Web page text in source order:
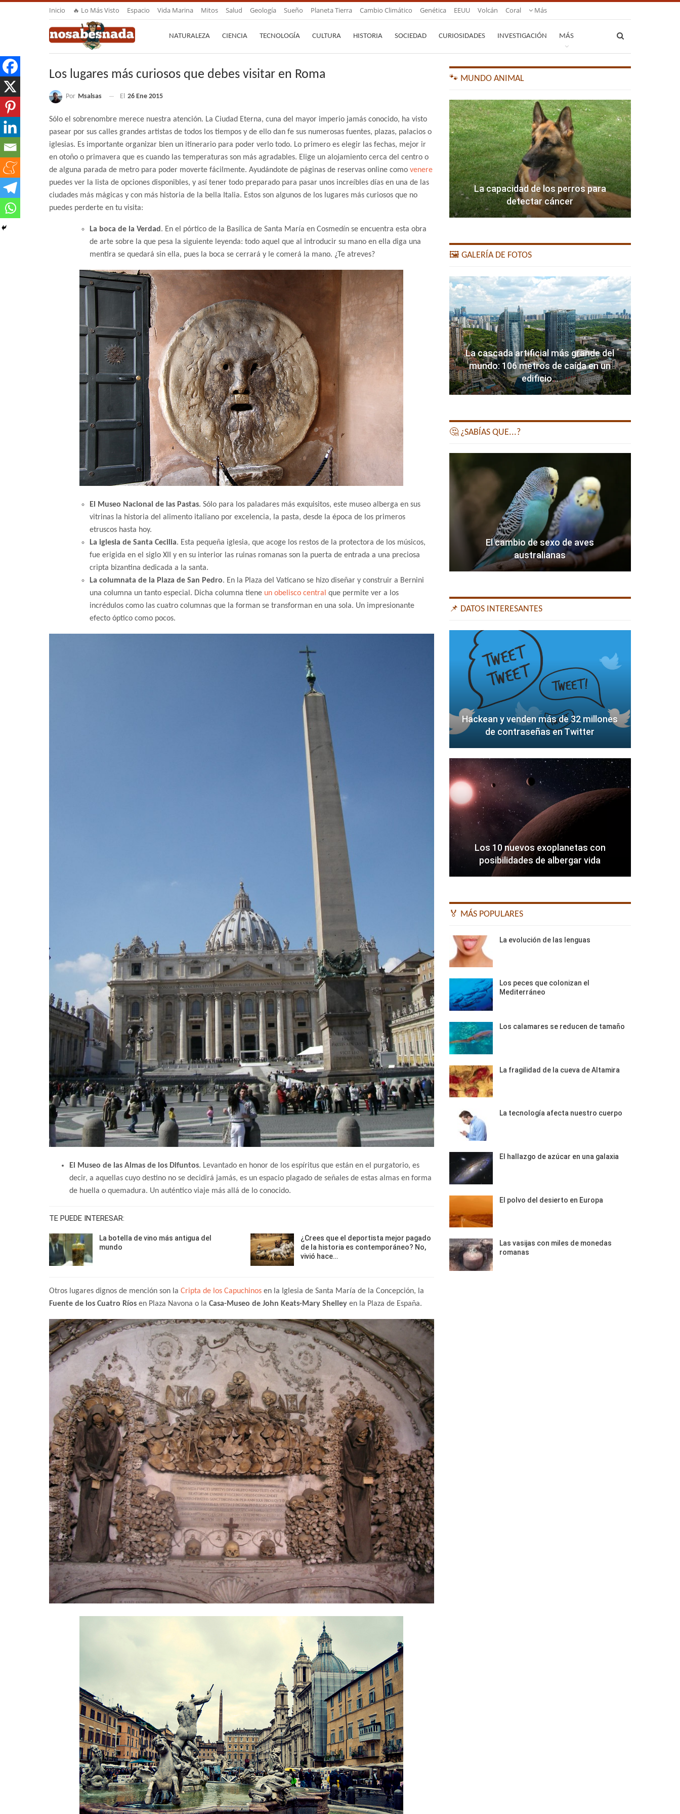
Inicio 🔥 Lo Más Visto Espacio Vida Marina Mitos Salud Geología Sueño Planeta Tierra Cambio Climático Genética EEUU Volcán Coral Más
NATURALEZA CIENCIA TECNOLOGÍA CULTURA HISTORIA SOCIEDAD CURIOSIDADES INVESTIGACIÓN MÁS
Los lugares más curiosos que debes visitar en Roma
Por Msalsas El 26 Ene 2015
Sólo el sobrenombre merece nuestra atención. La Ciudad Eterna, cuna del mayor imperio jamás conocido, ha visto
pasear por sus calles grandes artistas de todos los tiempos y de ello dan fe sus numerosas fuentes, plazas, palacios o
iglesias. Es importante organizar bien un itinerario para poder verlo todo. Lo primero es elegir las fechas, mejor ir
en otoño o primavera que es cuando las temperaturas son más agradables. Elige un alojamiento cerca del centro o
de alguna parada de metro para poder moverte fácilmente. Ayudándote de páginas de reservas online como venere
puedes ver la lista de opciones disponibles, y así tener todo preparado para pasar unos increíbles días en una de las
ciudades más mágicas y con más historia de la bella Italia. Estos son algunos de los lugares más curiosos que no
puedes perderte en tu visita:
La boca de la Verdad. En el pórtico de la Basílica de Santa María en Cosmedín se encuentra esta obra
de arte sobre la que pesa la siguiente leyenda: todo aquel que al introducir su mano en ella diga una
mentira se quedará sin ella, pues la boca se cerrará y le comerá la mano. ¿Te atreves?
El Museo Nacional de las Pastas. Sólo para los paladares más exquisitos, este museo alberga en sus
vitrinas la historia del alimento italiano por excelencia, la pasta, desde la época de los primeros
etruscos hasta hoy.
La iglesia de Santa Cecilia. Esta pequeña iglesia, que acoge los restos de la protectora de los músicos,
fue erigida en el siglo XII y en su interior las ruinas romanas son la puerta de entrada a una preciosa
cripta bizantina dedicada a la santa.
La columnata de la Plaza de San Pedro. En la Plaza del Vaticano se hizo diseñar y construir a Bernini
una columna un tanto especial. Dicha columna tiene un obelisco central que permite ver a los
incrédulos como las cuatro columnas que la forman se transforman en una sola. Un impresionante
efecto óptico como pocos.
El Museo de las Almas de los Difuntos. Levantado en honor de los espíritus que están en el purgatorio, es
decir, a aquellas cuyo destino no se decidirá jamás, es un espacio plagado de señales de estas almas en forma
de huella o quemadura. Un auténtico viaje más allá de lo conocido.
TE PUEDE INTERESAR:
La botella de vino más antigua del
mundo
¿Crees que el deportista mejor pagado
de la historia es contemporáneo? No,
vivió hace…
Otros lugares dignos de mención son la Cripta de los Capuchinos en la Iglesia de Santa María de la Concepción, la
Fuente de los Cuatro Ríos en Plaza Navona o la Casa-Museo de John Keats-Mary Shelley en la Plaza de España.
🐾 MUNDO ANIMAL
La capacidad de los perros para
detectar cáncer
🖼️ GALERÍA DE FOTOS
La cascada artificial más grande del
mundo: 106 metros de caída en un
edificio…
🤔 ¿SABÍAS QUE...?
El cambio de sexo de aves
australianas
📌 DATOS INTERESANTES
Hackean y venden más de 32 millones
de contraseñas en Twitter
Los 10 nuevos exoplanetas con
posibilidades de albergar vida
🏅 MÁS POPULARES
La evolución de las lenguas
Los peces que colonizan el
Mediterráneo
Los calamares se reducen de tamaño
La fragilidad de la cueva de Altamira
La tecnología afecta nuestro cuerpo
El hallazgo de azúcar en una galaxia
El polvo del desierto en Europa
Las vasijas con miles de monedas
romanas